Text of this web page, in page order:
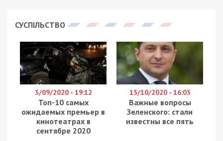
СУСПІЛЬСТВО
3/09/2020 - 19:12
Топ-10 самых
ожидаемых премьер в
кинотеатрах в
сентябре 2020
15/10/2020 - 16:03
Важные вопросы
Зеленского: стали
известны все пять